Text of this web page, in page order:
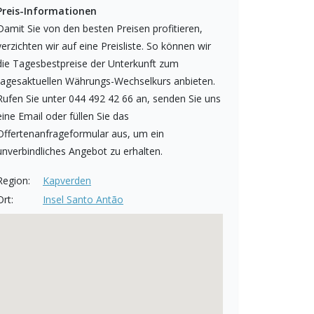
Informationen
Sie von den besten Preisen profitieren,
wir auf eine Preisliste. So können wir
Tagesbestpreise der Unterkunft zum
Währungs-Wechselkurs anbieten.
Sie unter 044 492 42 66 an, senden Sie uns
Email oder füllen Sie das
aus, um ein
Angebot zu erhalten.
Kapverden
Insel Santo Antão